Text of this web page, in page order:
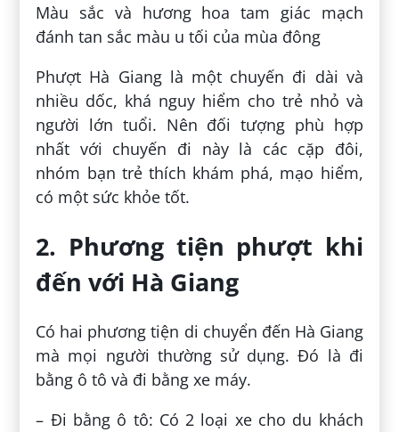
Màu sắc và hương hoa tam giác mạch
đánh tan sắc màu u tối của mùa đông
Phượt Hà Giang là một chuyến đi dài và
nhiều dốc, khá nguy hiểm cho trẻ nhỏ và
người lớn tuổi. Nên đối tượng phù hợp
nhất với chuyến đi này là các cặp đôi,
nhóm bạn trẻ thích khám phá, mạo hiểm,
có một sức khỏe tốt.
2. Phương tiện phượt khi
đến với Hà Giang
Có hai phương tiện di chuyển đến Hà Giang
mà mọi người thường sử dụng. Đó là đi
bằng ô tô và đi bằng xe máy.
– Đi bằng ô tô: Có 2 loại xe cho du khách